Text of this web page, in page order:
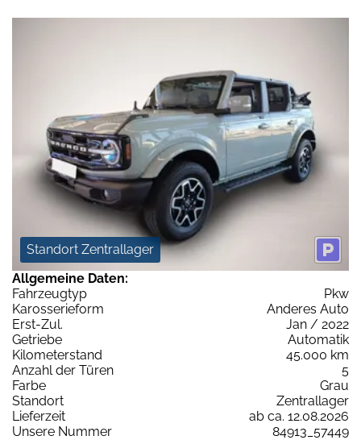
Standort Zentrallager
Allgemeine Daten:
Fahrzeugtyp
Pkw
Karosserieform
Anderes Auto
Erst-Zul.
Jan / 2022
Getriebe
Automatik
Kilometerstand
45.000 km
Anzahl der Türen
5
Farbe
Grau
Standort
Zentrallager
Lieferzeit
ab ca. 12.08.2026
Unsere Nummer
84913_57449